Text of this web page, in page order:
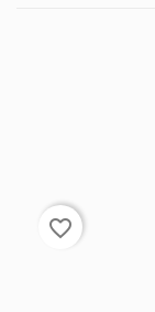
favorite_border